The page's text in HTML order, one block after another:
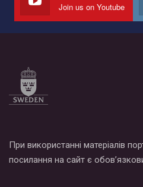
Все, что вам нужно сделать -
по этой ссылке и поставить лайк
Join us on Youtube
При використанні матеріалів
посилання на сайт є